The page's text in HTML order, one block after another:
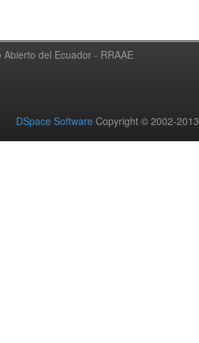
del Ecuador - RRAAE
DSpace Software Copyright © 2002-2013